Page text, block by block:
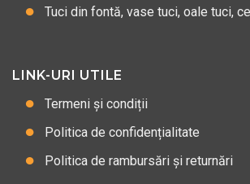
Tuci din fontă, vase tuci, oale tuci,
LINK-URI UTILE
Termeni și condiții
Politica de confidențialitate
Politica de rambursări și returnări